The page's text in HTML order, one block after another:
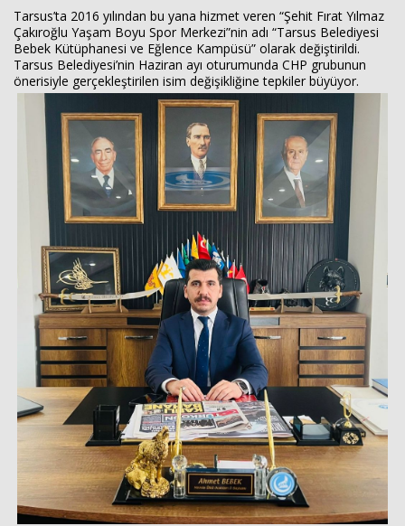
Tarsus’ta 2016 yılından bu yana hizmet veren “Şehit Fırat Yılmaz
Çakıroğlu Yaşam Boyu Spor Merkezi”nin adı “Tarsus Belediyesi
Bebek Kütüphanesi ve Eğlence Kampüsü” olarak değiştirildi.
Tarsus Belediyesi’nin Haziran ayı oturumunda CHP grubunun
önerisiyle gerçekleştirilen isim değişikliğine tepkiler büyüyor.
Haberin Doğru Adresi.